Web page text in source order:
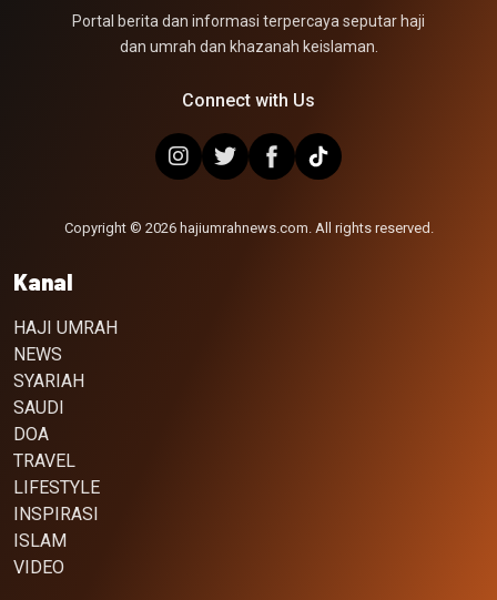
Portal berita dan informasi terpercaya seputar haji
dan umrah dan khazanah keislaman.
Connect with Us
Copyright © 2026 hajiumrahnews.com. All rights reserved.
Kanal
HAJI UMRAH
NEWS
SYARIAH
SAUDI
DOA
TRAVEL
LIFESTYLE
INSPIRASI
ISLAM
VIDEO